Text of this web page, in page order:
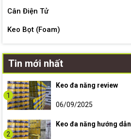
Cân Điện Tử
Keo Bọt (Foam)
Tin mới nhất
1
Keo đa năng review
06/09/2025
2
Keo đa năng hướng dẫn